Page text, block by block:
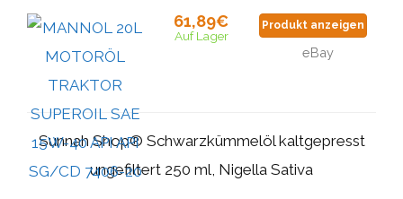
61,89€
Auf Lager
Produkt anzeigen
eBay
Sunnah Shop® Schwarzkümmelöl kaltgepresst
ungefiltert 250 ml, Nigella Sativa